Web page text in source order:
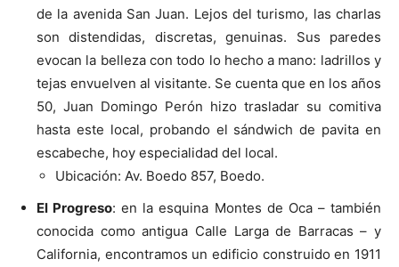
de la avenida San Juan. Lejos del turismo, las charlas
son distendidas, discretas, genuinas. Sus paredes
evocan la belleza con todo lo hecho a mano: ladrillos y
tejas envuelven al visitante. Se cuenta que en los años
50, Juan Domingo Perón hizo trasladar su comitiva
hasta este local, probando el sándwich de pavita en
escabeche, hoy especialidad del local.
Ubicación: Av. Boedo 857, Boedo.
El Progreso: en la esquina Montes de Oca – también
conocida como antigua Calle Larga de Barracas – y
California, encontramos un edificio construido en 1911